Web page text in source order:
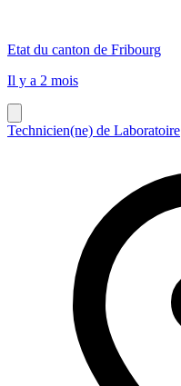
Etat du canton de Fribourg
Il y a 2 mois
Technicien(ne) de Laboratoire